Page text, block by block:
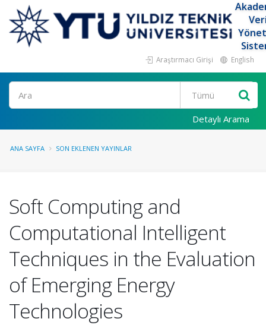
Araştırmacı Girişi English
Ara
Detaylı Arama
ANA SAYFA SON EKLENEN YAYINLAR
Soft Computing and
Computational Intelligent
Techniques in the Evaluation
of Emerging Energy
Technologies